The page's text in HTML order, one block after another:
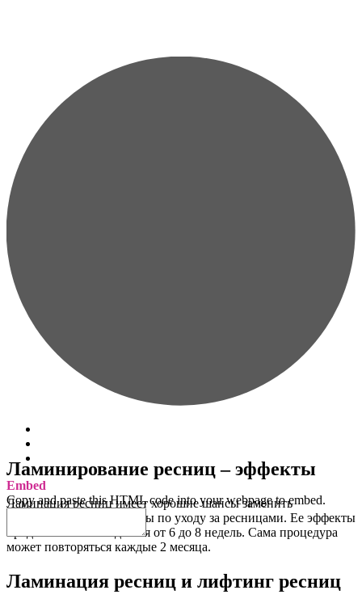
Embed
Copy and paste this HTML code into your webpage to embed.
Ламинирование ресниц – эффекты
Ламинация ресниц имеет хорошие шансы заменить
существующие процедуры по уходу за ресницами. Ее эффекты
продолжительны – длятся от 6 до 8 недель. Сама процедура
может повторяться каждые 2 месяца.
Ламинация ресниц и лифтинг ресниц